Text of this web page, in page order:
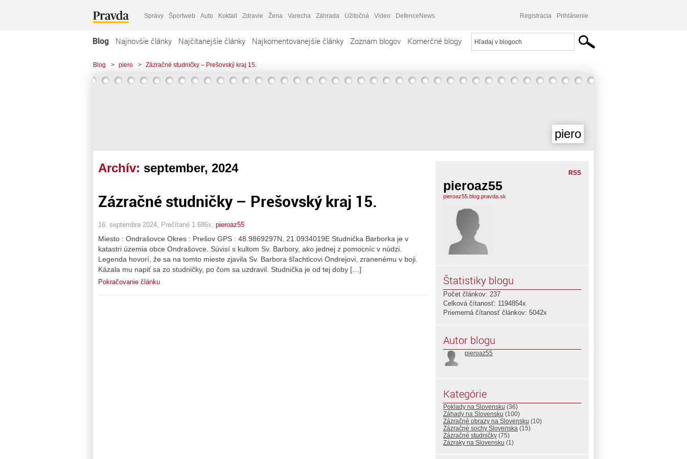
Správy Športweb Auto Koktail Zdravie Žena Varecha Záhrada Užitočná Video DefenceNews Registrácia Prihlásenie
Blog Najnovšie články Najčítanejšie články Najkomentovanejšie články Zoznam blogov Komerčné blogy
Blog > piero > Zázračné studničky – Prešovský kraj 15.
piero
Archív: september, 2024
Zázračné studničky – Prešovský kraj 15.
16. septembra 2024, Prečítané 1 686x, pieroaz55
Miesto : Ondrašovce Okres : Prešov GPS : 48.9869297N, 21.0934019E Studnička Barborka je v
katastri územia obce Ondrašovce. Súvisí s kultom Sv. Barbory, ako jednej z pomocníc v núdzi.
Legenda hovorí, že sa na tomto mieste zjavila Sv. Barbora šľachticovi Ondrejovi, zranenému v boji.
Kázala mu napiť sa zo studničky, po čom sa uzdravil. Studnička je od tej doby […]
Pokračovanie článku
RSS
pieroaz55
pieroaz55.blog.pravda.sk
Štatistiky blogu
Počet článkov: 237
Celková čítanosť: 1194854x
Priemerná čítanosť článkov: 5042x
Autor blogu
pieroaz55
Kategórie
Poklady na Slovensku (36)
Záhady na Slovensku (100)
Zázračné obrazy na Slovensku (10)
Zázračné sochy Slovenska (15)
Zázračné studničky (75)
Zázraky na Slovensku (1)